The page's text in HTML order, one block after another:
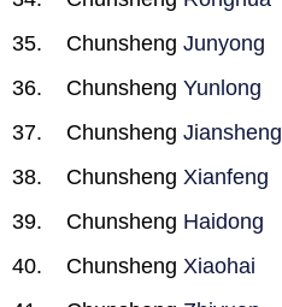
Chunsheng Junyong
Chunsheng Yunlong
Chunsheng Jiansheng
Chunsheng Xianfeng
Chunsheng Haidong
Chunsheng Xiaohai